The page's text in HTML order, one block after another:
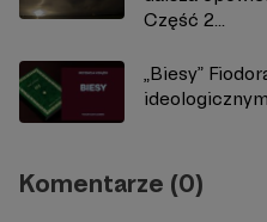
Część 2...
„Biesy”
Komentarze (0)